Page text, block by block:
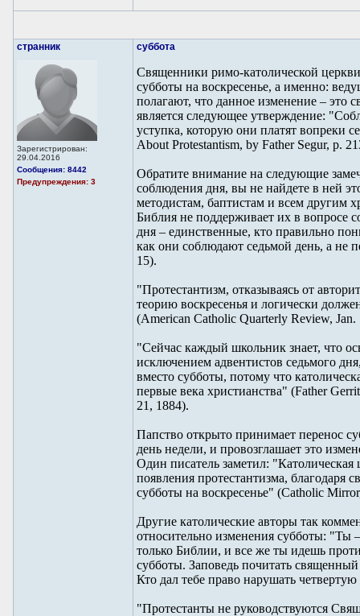
странник
Зарегистрирован:
29.04.2016
Сообщения: 8442
Предупреждения: 3
суббота
Священники римо-католической
субботы на воскресенье, а именно:
полагают, что данное изменение – это
является следующее утверждение:
уступка, которую они платят вопреки
About Protestantism, by Father Segur, p.
Обратите внимание на следующие
соблюдения дня, вы не найдете в ней
методистам, баптистам и всем другим
Библия не поддерживает их в вопросе
дня – единственные, кто правильно
как они соблюдают седьмой день, а не
15).
"Протестантизм, отказываясь от
теорию воскресенья и логически
(American Catholic Quarterly Review, Jan.
"Сейчас каждый школьник знает, что
исключением адвентистов седьмого
вместо субботы, потому что
первые века христианства" (Father
21, 1884).
Папство открыто принимает перенос
день недели, и провозглашает это
Один писатель заметил: "Католическая
появления протестантизма, благодаря
субботы на воскресенье" (Catholic
Другие католические авторы так
относительно изменения субботы: "Ты
только Библии, и все же ты идешь
субботы. Заповедь почитать
Кто дал тебе право нарушать
"Протестанты не руководствуются